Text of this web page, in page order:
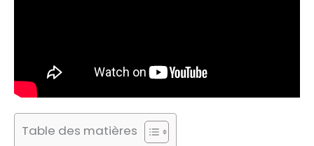
Table des matières